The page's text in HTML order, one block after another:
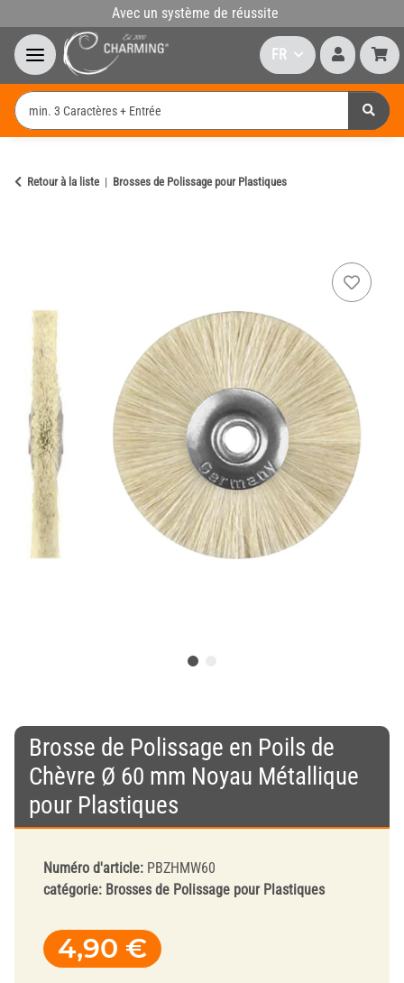
Avec un système de réussite
FR
Retour à la liste Brosses de Polissage pour Plastiques
Brosse de Polissage en Poils de
Chèvre Ø 60 mm Noyau Métallique
pour Plastiques
Numéro d'article: PBZHMW60
catégorie: Brosses de Polissage pour Plastiques
4,90 €